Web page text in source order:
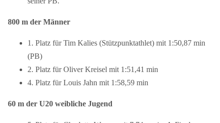
800 m der Männer
1. Platz für Tim Kalies (Stützpunktathlet) mit 1:50,87 min
(PB)
2. Platz für Oliver Kreisel mit 1:51,41 min
4. Platz für Louis Jahn mit 1:58,59 min
60 m der U20 weibliche Jugend